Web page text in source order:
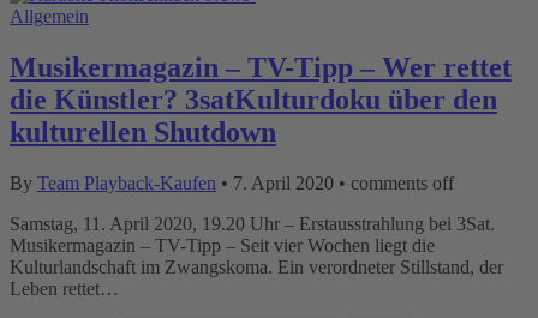
Allgemein
Musikermagazin – TV-Tipp – Wer rettet
die Künstler? 3satKulturdoku über den
kulturellen Shutdown
By Team Playback-Kaufen • 7. April 2020 • comments off
Samstag, 11. April 2020, 19.20 Uhr – Erstausstrahlung bei 3Sat.
Musikermagazin – TV-Tipp – Seit vier Wochen liegt die
Kulturlandschaft im Zwangskoma. Ein verordneter Stillstand, der
Leben rettet…